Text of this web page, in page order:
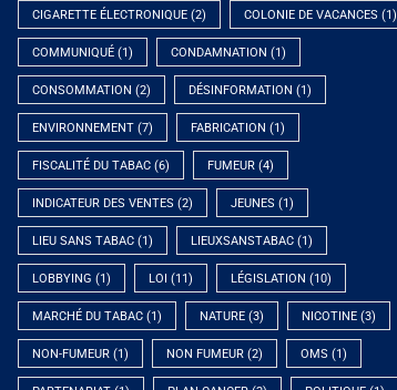
CIGARETTE ÉLECTRONIQUE(2) COLONIE DE VACANCES (1)
COMMUNIQUÉ(1) CONDAMNATION (1)
CONSOMMATION (2) DÉSINFORMATION (1)
ENVIRONNEMENT(7) FABRICATION (1)
FISCALITÉ DU TABAC(6) FUMEUR(4)
INDICATEUR DES VENTES (2) JEUNES (1)
LIEU SANS TABAC(1) LIEUXSANSTABAC(1)
LOBBYING (1) LOI (11) LÉGISLATION (10)
MARCHÉ DU TABAC(1) NATURE(3) NICOTINE(3)
NON-FUMEUR(1) NON FUMEUR(2) OMS (1)